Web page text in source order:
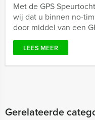
Met de GPS
wij dat u binnen no-
door middel van een
LEES MEER
Gerelateerde